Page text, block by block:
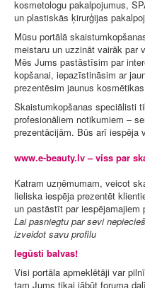
kosmetologu pakalpojumus,
un plastiskās ķirurģijas
Mūsu portālā
meistaru un uzzināt vairāk par
Mēs Jums pastāstīsim par
kopšanai, iepazīstināsim ar
prezentēsim jaunus
Skaistumkopšanas speciālisti
profesionāliem notikumiem –
prezentācijām. Būs arī iespēja
www.e-beauty.lv – viss par
Katram uzņēmumam, veicot
lieliska iespēja prezentēt
un pastāstīt par iespējamajiem
Lai pasniegtu par sevi
izveidot savu profilu
Iegūsti balvas!
Visi portāla apmeklētāji var
tam Jums tikai jābūt foruma